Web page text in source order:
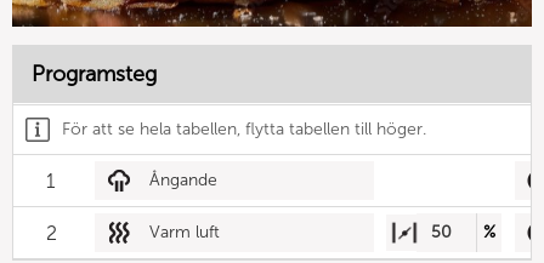
Programsteg
För att se hela tabellen, flytta tabellen till höger.
1 Ångande
2 Varm luft 50 %